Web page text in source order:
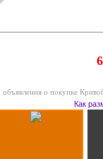
6
объявления о покупке
Как